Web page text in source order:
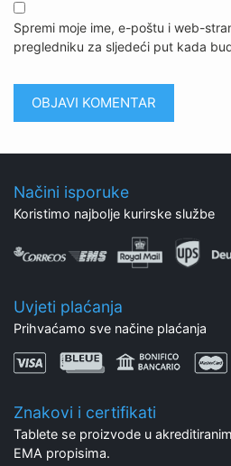
Spremi moje ime, e-poštu i web-
pregledniku za sljedeći put kada
Načini isporuke
Koristimo najbolje kurirske službe
Uvjeti plaćanja
Prihvaćamo sve načine plaćanja
Znakovi i certifikati
Tablete se proizvode u
EMA propisima.